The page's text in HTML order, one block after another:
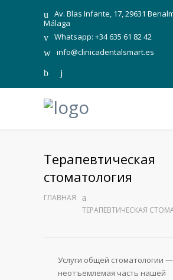
Av. Blas Infante, 17, 29631
Málaga
Whatsapp: +34 635 61 82 42
info@clinicadentalsmart.es
Терапевтическая
стоматология
ГЛАВНАЯ
ТЕРАПЕВТИЧЕСКАЯ
Услуги общей стоматологии —
неотъемлемая часть нашей